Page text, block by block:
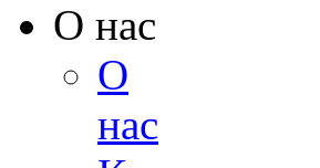
О нас
О
нас